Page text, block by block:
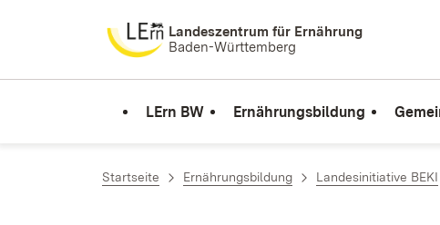
Zum Inhalt springenLandeszentrum für Ernährung
Baden-Württemberg
LErn BW Ernährungsbildung
Startseite Ernährungsbildung Landesinitiative BEKI